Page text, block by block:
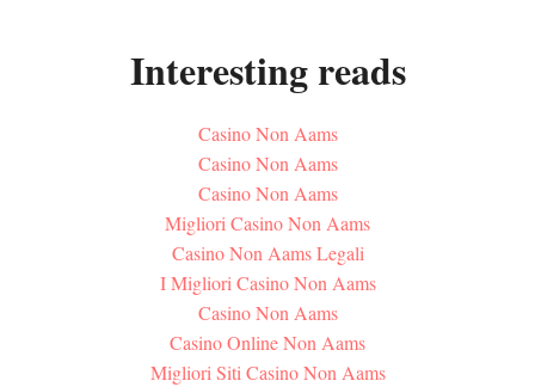
Interesting reads
Casino Non Aams
Casino Non Aams
Casino Non Aams
Migliori Casino Non Aams
Casino Non Aams Legali
I Migliori Casino Non Aams
Casino Non Aams
Casino Online Non Aams
Migliori Siti Casino Non Aams